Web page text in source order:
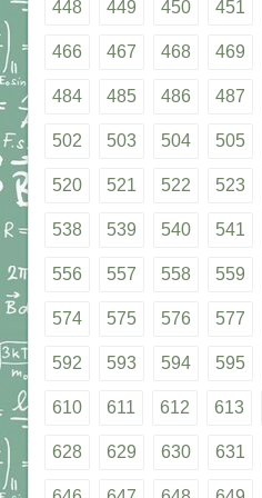
448 449 450 451
466 467 468 469
484 485 486 487
502 503 504 505
520 521 522 523
538 539 540 541
556 557 558 559
574 575 576 577
592 593 594 595
610 611 612 613
628 629 630 631